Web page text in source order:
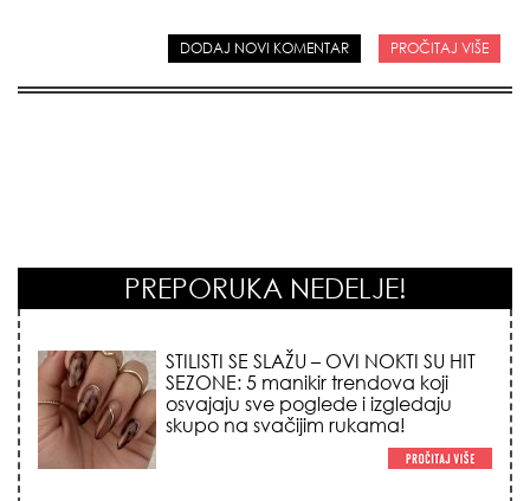
DODAJ NOVI KOMENTAR PROČITAJ VIŠE
PREPORUKA NEDELJE!
STILISTI SE SLAŽU – OVI NOKTI SU HIT
SEZONE: 5 manikir trendova koji
osvajaju sve poglede i izgledaju
skupo na svačijim rukama!